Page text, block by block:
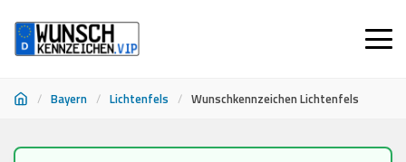
/ Bayern / Lichtenfels / Wunschkennzeichen Lichtenfels